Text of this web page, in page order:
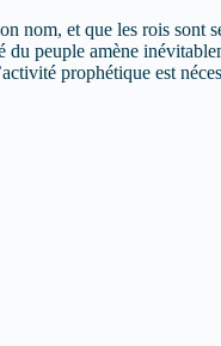
nom, et que les rois
peuple amène
prophétique est